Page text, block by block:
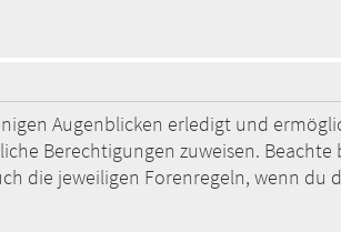
Augenblicken erledigt und
Berechtigungen zuweisen. Beachte
die jeweiligen Forenregeln, wenn du